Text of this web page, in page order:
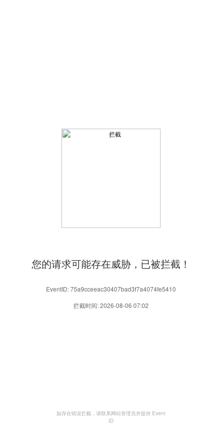
您的请求可能存在威胁，已被拦截！
EventID: 75a9cceeac30407bad3f7a4074fe5410
拦截时间: 2026-08-06 07:02
如存在错误拦截，请联系网站管理员并提供 Event
ID